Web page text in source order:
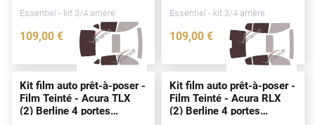
Audi
Bentley
Bmw
Buick
Byd
Essentiel - kit 3/4 arrière
109,00 €
0028-ACU
Essentiel - kit 3/4 arrière
109,00 €
5253-ACU
Kit film auto prêt-à-poser -
Film Teinté - Acura TLX
(2) Berline 4portes
Kit film auto prêt-à-poser -
Film Teinté - Acura RLX
(2) Berline 4portes